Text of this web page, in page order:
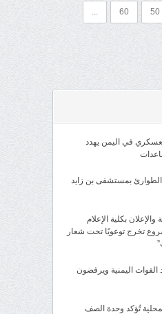
50
60
...
في اليمن يهدد
بمستشفى بن زايد
بكلية الإعلام
تخرج توعويًا تحت شعار
القوات اليمنية ويرفضون
تُؤكد وحدة الصف